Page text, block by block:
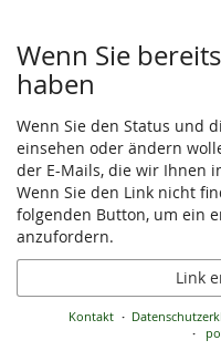
Wenn Sie
haben
Wenn Sie den Status und
einsehen oder ändern
der E-Mails, die wir Ihnen
Wenn Sie den Link nicht
folgenden Button, um ein
anzufordern.
Link
Kontakt